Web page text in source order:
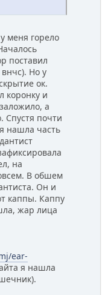
меня горело
поставил
Но у
ок.
коронку и
а
Спустя почти
нашла часть
на
В обшем
Он и
каппы. Каппу
жар лица
ear-
я нашла